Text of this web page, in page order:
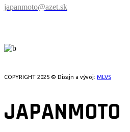
japanmoto@azet.sk
COPYRIGHT 2025 © Dizajn a vývoj: MLVS
JAPANMOTO